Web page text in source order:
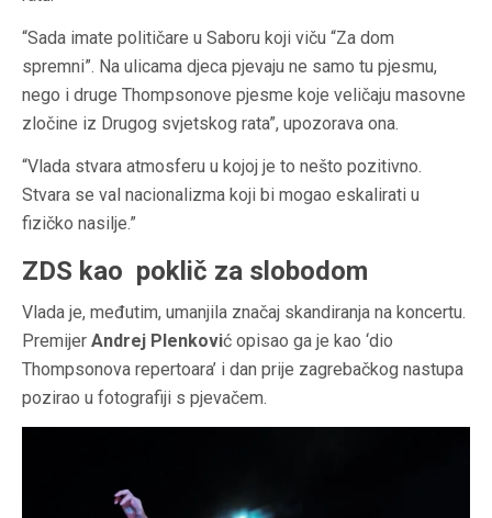
“Sada imate političare u Saboru koji viču “Za dom
spremni”. Na ulicama djeca pjevaju ne samo tu pjesmu,
nego i druge Thompsonove pjesme koje veličaju masovne
zločine iz Drugog svjetskog rata”, upozorava ona.
“Vlada stvara atmosferu u kojoj je to nešto pozitivno.
Stvara se val nacionalizma koji bi mogao eskalirati u
fizičko nasilje.”
ZDS kao poklič za slobodom
Vlada je, međutim, umanjila značaj skandiranja na koncertu.
Premijer Andrej Plenković opisao ga je kao ‘dio
Thompsonova repertoara’ i dan prije zagrebačkog nastupa
pozirao u fotografiji s pjevačem.